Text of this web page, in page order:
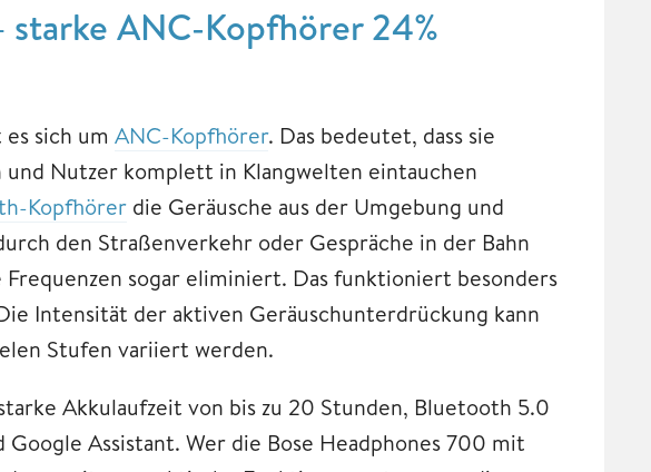
starke ANC-Kopfhörer 24%
sich um ANC-Kopfhörer. Das bedeutet, dass sie
Nutzer komplett in Klangwelten eintauchen
Kopfhörer die Geräusche aus der Umgebung und
den Straßenverkehr oder Gespräche in der Bahn
sogar eliminiert. Das funktioniert besonders
Intensität der aktiven Geräuschunterdrückung kann
Stufen variiert werden.
Akkulaufzeit von bis zu 20 Stunden, Bluetooth 5.0
Assistant. Wer die Bose Headphones 700 mit